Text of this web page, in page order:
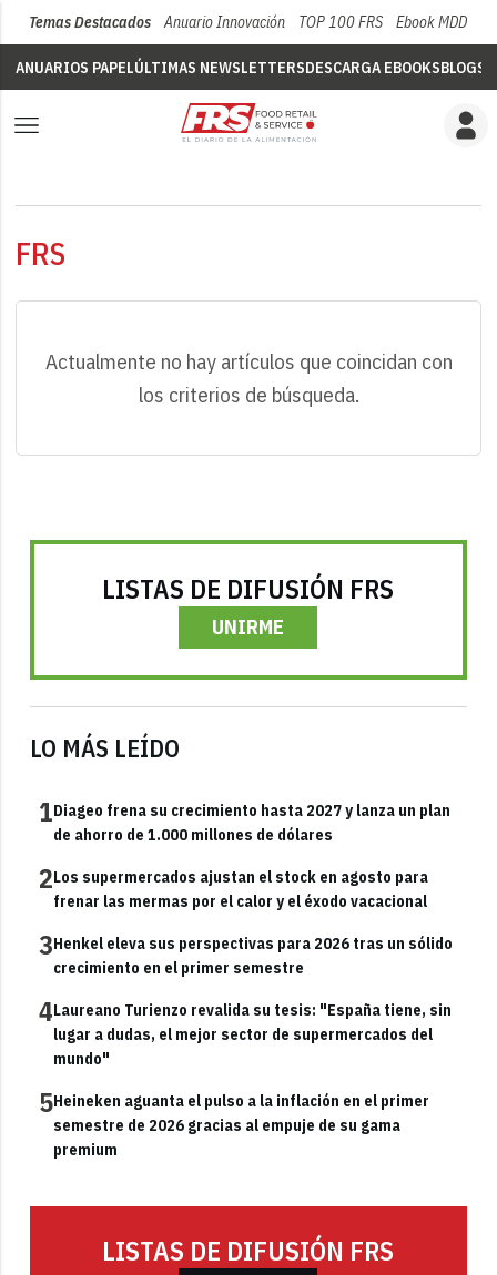
Temas Destacados Anuario Innovación TOP 100 FRS Ebook MDD
ANUARIOS PAPELÚLTIMAS NEWSLETTERSDESCARGA EBOOKSBLOGS
FRS
Actualmente no hay artículos que coincidan con
los criterios de búsqueda.
LISTAS DE DIFUSIÓN FRS
UNIRME
LO MÁS LEÍDO
1Diageo frena su crecimiento hasta 2027 y lanza un plan
de ahorro de 1.000 millones de dólares
2Los supermercados ajustan el stock en agosto para
frenar las mermas por el calor y el éxodo vacacional
3Henkel eleva sus perspectivas para 2026 tras un sólido
crecimiento en el primer semestre
4Laureano Turienzo revalida su tesis: "España tiene, sin
lugar a dudas, el mejor sector de supermercados del
mundo"
5Heineken aguanta el pulso a la inflación en el primer
semestre de 2026 gracias al empuje de su gama
premium
LISTAS DE DIFUSIÓN FRS